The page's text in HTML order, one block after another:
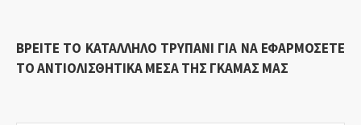
ΒΡΕΙΤΕ ΤΟ ΚΑΤΑΛΛΗΛΟ ΤΡΥΠΑΝΙ ΓΙΑ ΝΑ ΕΦΑΡΜΟΣΕΤΕ
ΤΟ ΑΝΤΙΟΛΙΣΘΗΤΙΚΑ ΜΕΣΑ ΤΗΣ ΓΚΑΜΑΣ ΜΑΣ